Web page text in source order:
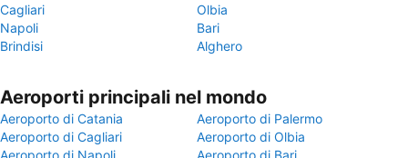
Cagliari
Olbia
Napoli
Bari
Brindisi
Alghero
Aeroporti principali nel mondo
Aeroporto di Catania
Aeroporto di Palermo
Aeroporto di Cagliari
Aeroporto di Olbia
Aeroporto di Napoli
Aeroporto di Bari